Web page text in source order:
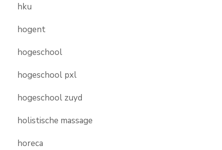
hku
hogent
hogeschool
hogeschool pxl
hogeschool zuyd
holistische massage
horeca